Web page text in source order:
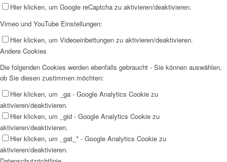
Hier klicken, um Google reCaptcha zu aktivieren/deaktivieren.
Vimeo und YouTube Einstellungen:
Hier klicken, um Videoeinbettungen zu aktivieren/deaktivieren.
Andere Cookies
Die folgenden Cookies werden ebenfalls gebraucht - Sie können auswählen,
ob Sie diesen zustimmen möchten:
Hier klicken, um _ga - Google Analytics Cookie zu
aktivieren/deaktivieren.
Hier klicken, um _gid - Google Analytics Cookie zu
aktivieren/deaktivieren.
Hier klicken, um _gat_* - Google Analytics Cookie zu
aktivieren/deaktivieren.